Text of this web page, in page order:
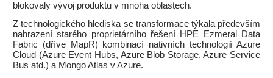
blokovaly vývoj produktu v mnoha oblastech.
Z technologického hlediska se transformace týkala především
nahrazení starého proprietárního řešení HPE Ezmeral Data
Fabric (dříve MapR) kombinací nativních technologií Azure
Cloud (Azure Event Hubs, Azure Blob Storage, Azure Service
Bus atd.) a Mongo Atlas v Azure.